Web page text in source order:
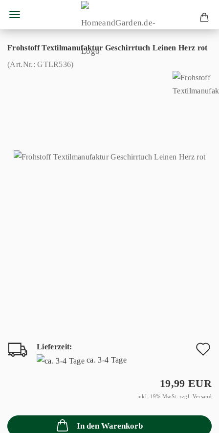
Frohstoff Textilmanufaktur Geschirrtuch Leinen Herz rot
(Art.Nr.:GTLR536)
Lieferzeit:
ca. 3-4 Tage
19,99 EUR
inkl. 19% MwSt. zzgl. Versand
In den Warenkorb